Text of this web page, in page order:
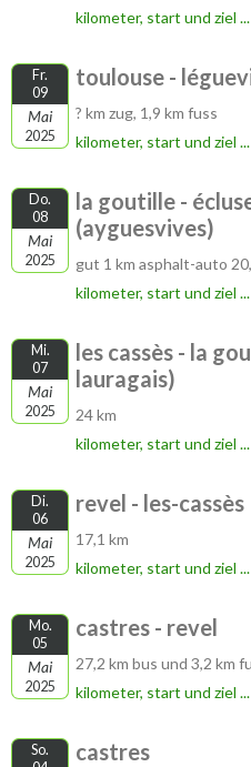
kilometer, start und ziel ...
Fr.
09
Mai
2025
toulouse -
? km zug, 1,9 km fuss
kilometer, start und ziel ...
Do.
08
Mai
2025
la goutille -
(ayguesvives)
gut 1 km asphalt-auto
kilometer, start und ziel ...
Mi.
07
Mai
2025
les cassès - la
lauragais)
24 km
kilometer, start und ziel ...
Di.
06
Mai
2025
revel - les-cassès
17,1 km
kilometer, start und ziel ...
Mo.
05
Mai
2025
castres - revel
27,2 km bus und 3,2 km
kilometer, start und ziel ...
So.
castres